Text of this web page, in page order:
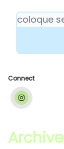
Connect
Archive